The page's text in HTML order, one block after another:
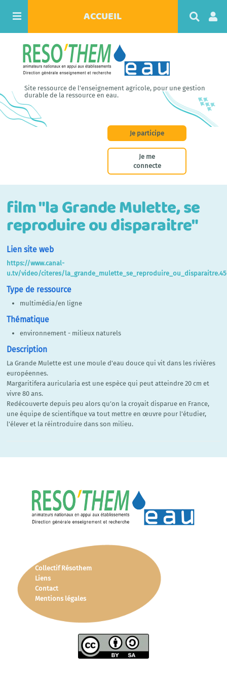
ACCUEIL
c
e
r
Site ressource de l'enseignement agricole, pour une gestion
durable de la ressource en eau.
Je participe
Je me
connecte
film "la Grande Mulette, se
reproduire ou disparaitre"
Lien site web
https://www.canal-
u.tv/video/citeres/
Type de ressource
multimédia/en ligne
Thématique
environnement - milieux naturels
Description
La Grande Mulette est une moule d'eau douce qui vit dans les rivières
européennes.
Margaritifera auricularia est une espèce qui peut atteindre 20 cm et
vivre 80 ans.
Redécouverte depuis peu alors qu’on la croyait disparue en France,
une équipe de scientifique va tout mettre en œuvre pour l'étudier,
l'élever et la réintroduire dans son milieu.
Collectif Résothem
Liens
Contact
Mentions légales